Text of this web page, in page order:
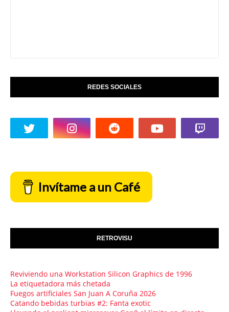
REDES SOCIALES
Invítame a un Café
RETROVISU
Reviviendo una Workstation Silicon Graphics de 1996
La etiquetadora más chetada
Fuegos artificiales San Juan A Coruña 2026
Catando bebidas turbias #2: Fanta exotic